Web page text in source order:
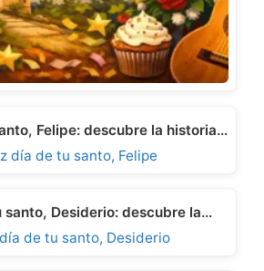
Felipe: descubre la historia…
santo, Desiderio: descubre la…